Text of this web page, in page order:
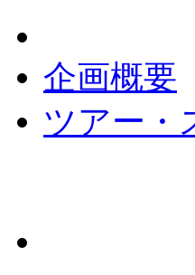
企画概要
ツアー・